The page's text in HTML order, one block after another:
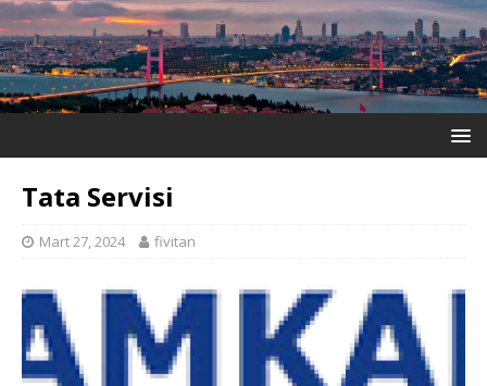
Tata Servisi
Mart 27, 2024 fivitan